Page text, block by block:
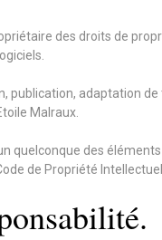
des droits de
adaptation
Malraux.
quelconque des
de Propriété